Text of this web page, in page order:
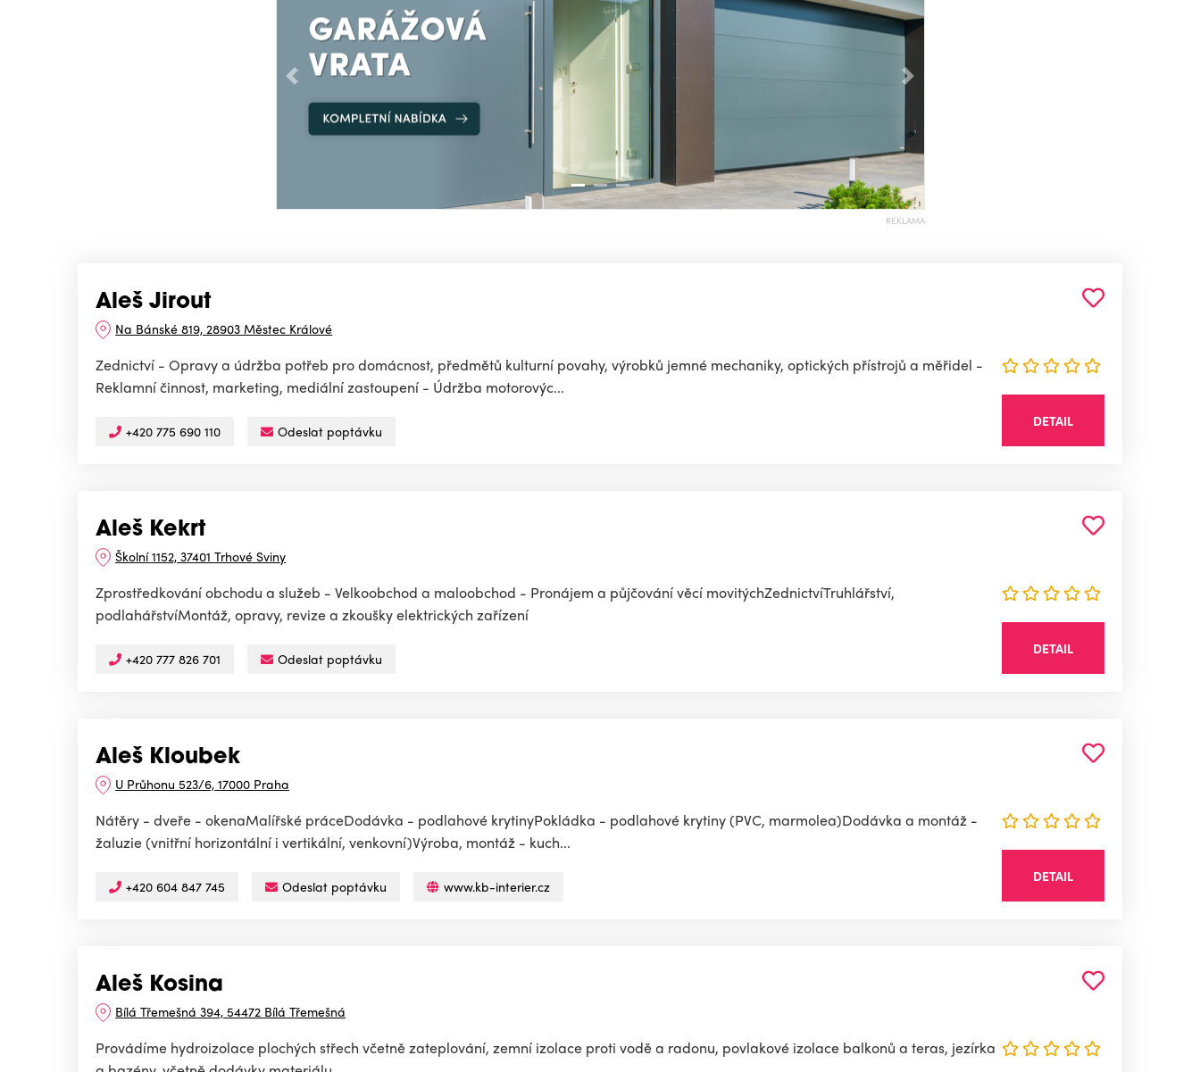
Předchozí Následující
REKLAMA
Aleš Jirout
Na Bánské 819, 28903 Městec Králové
Zednictví - Opravy a údržba potřeb pro domácnost, předmětů kulturní povahy, výrobků jemné mechaniky, optických přístrojů a měřidel -
Reklamní činnost, marketing, mediální zastoupení - Údržba motorovýc...
+420 775 690 110 Odeslat poptávku
DETAIL
Aleš Kekrt
Školní 1152, 37401 Trhové Sviny
Zprostředkování obchodu a služeb - Velkoobchod a maloobchod - Pronájem a půjčování věcí movitýchZednictvíTruhlářství,
podlahářstvíMontáž, opravy, revize a zkoušky elektrických zařízení
+420 777 826 701 Odeslat poptávku
DETAIL
Aleš Kloubek
U Průhonu 523/6, 17000 Praha
Nátěry - dveře - okenaMalířské práceDodávka - podlahové krytinyPokládka - podlahové krytiny (PVC, marmolea)Dodávka a montáž -
žaluzie (vnitřní horizontální i vertikální, venkovní)Výroba, montáž - kuch...
+420 604 847 745 Odeslat poptávku www.kb-interier.cz
DETAIL
Aleš Kosina
Bílá Třemešná 394, 54472 Bílá Třemešná
Provádíme hydroizolace plochých střech včetně zateplování, zemní izolace proti vodě a radonu, povlakové izolace balkonů a teras, jezírka